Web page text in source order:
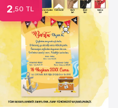
2 ,50 TL